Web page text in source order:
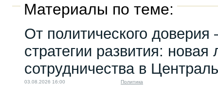
Материалы по теме:
От политического
стратегии развития: новая
сотрудничества в
03.08.2026 16:00 Политика